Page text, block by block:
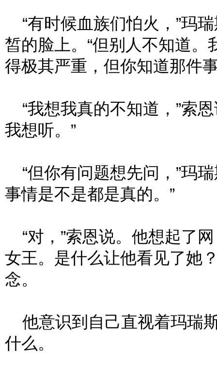
“有时候血族们怕火，”玛
皙的脸上。“但别人不知道
得极其严重，但你知道那件
“我想我真的不知道，”索
我想听。”
“但你有问题想先问，”玛
事情是不是都是真的。”
“对，”索恩说。他想起了
女王。是什么让他看见了她
念。
他意识到自己直视着玛瑞
什么。